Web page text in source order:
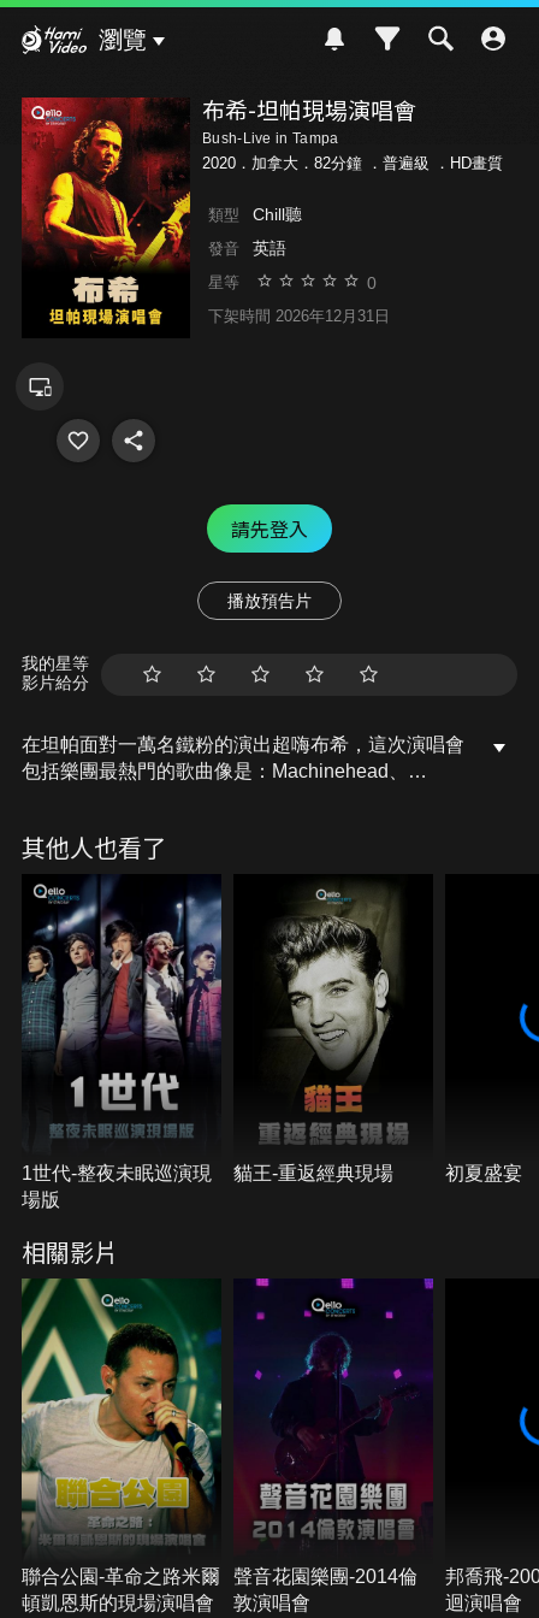
瀏覽
布希-坦帕現場演唱會
Bush-Live in Tampa
2020．加拿大．82分鐘 ． 普遍級 ．HD畫質
類型 Chill聽
發音 英語
星等 0
下架時間 2026年12月31日
請先登入
播放預告片
我的星等
影片給分
在坦帕面對一萬名鐵粉的演出超嗨布希，這次演唱會
包括樂團最熱門的歌曲像是：Machinehead、
「捍衛任務3：全面開戰」電影原聲帶。
其他人也看了
1世代-整夜未眠巡演現
場版
貓王-重返經典現場 初夏盛宴
相關影片
聯合公園-革命之路米爾
頓凱恩斯的現場演唱會
聲音花園樂團-2014倫
敦演唱會
邦喬飛-
迴演唱會